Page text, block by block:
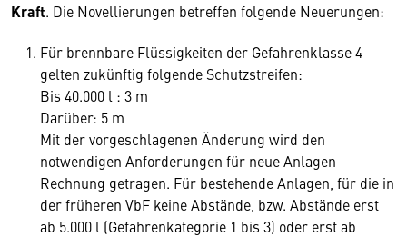
Kraft. Die Novellierungen betreffen folgende Neuerungen:
Für brennbare Flüssigkeiten der Gefahrenklasse 4
gelten zukünftig folgende Schutzstreifen:
Bis 40.000 l : 3 m
Darüber: 5 m
Mit der vorgeschlagenen Änderung wird den
notwendigen Anforderungen für neue Anlagen
Rechnung getragen. Für bestehende Anlagen, für die in
der früheren VbF keine Abstände, bzw. Abstände erst
ab 5.000 l (Gefahrenkategorie 1 bis 3) oder erst ab